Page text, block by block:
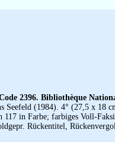
2396. Bibliothèque
Seefeld (1984). 4° (27,5 x 18
117 in Farbe; farbiges Voll-
Rückentitel,